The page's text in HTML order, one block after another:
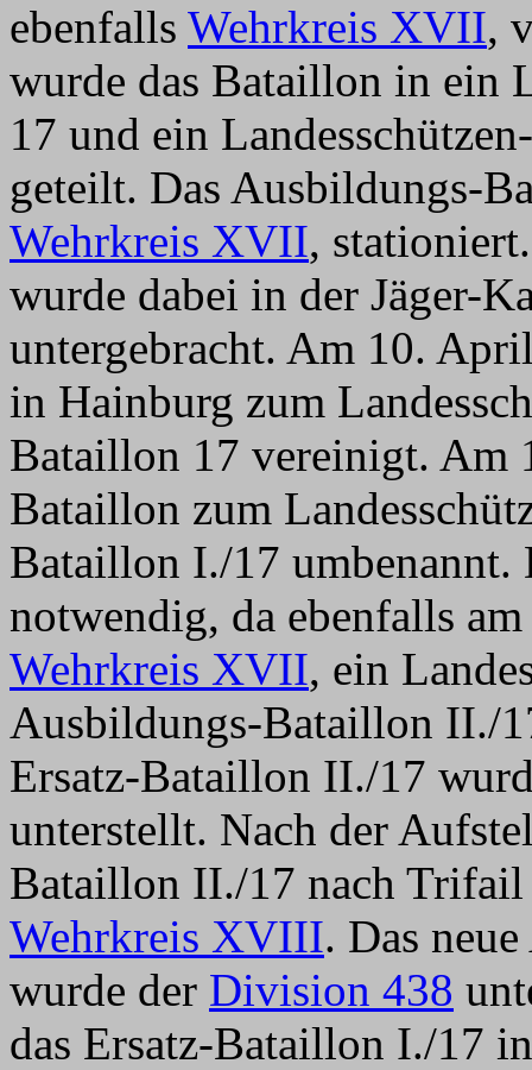
ebenfalls Wehrkreis XVII,
wurde das Bataillon in ein
17 und ein
geteilt. Das Ausbildungs-
Wehrkreis XVII,
wurde dabei in der Jäger-
untergebracht. Am 10.
in Hainburg zum
Bataillon 17 vereinigt. Am
Bataillon zum
Bataillon I./17 umbenannt.
notwendig, da ebenfalls
Wehrkreis XVII, ein
Ausbildungs-Bataillon II./
Ersatz-Bataillon II./17
unterstellt. Nach der
Bataillon II./17 nach
Wehrkreis XVIII. Das
wurde der Division 438
das Ersatz-Bataillon I./17